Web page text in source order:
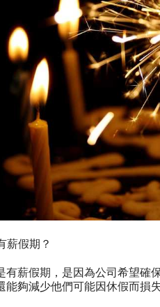
薪假期？
有薪假期，是因為公司希望確
能夠減少他們可能因休假而損失